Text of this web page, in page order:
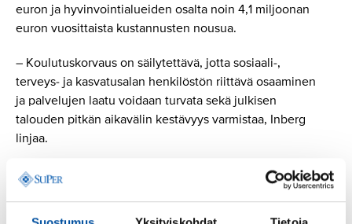
euron ja hyvinvointialueiden osalta noin 4,1 miljoonan
euron vuosittaista kustannusten nousua.
– Koulutuskorvaus on säilytettävä, jotta sosiaali-,
terveys- ja kasvatusalan henkilöstön riittävä osaaminen
ja palvelujen laatu voidaan turvata sekä julkisen
talouden pitkän aikavälin kestävyys varmistaa, Inberg
linjaa.
”Leikkaukset kohdistuvat